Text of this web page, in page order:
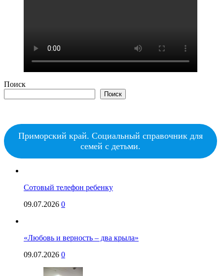
Поиск
Поиск
Приморский край. Социальный справочник для
семей с детьми.
Сотовый телефон ребенку
09.07.2026 0
«Любовь и верность – два крыла»
09.07.2026 0